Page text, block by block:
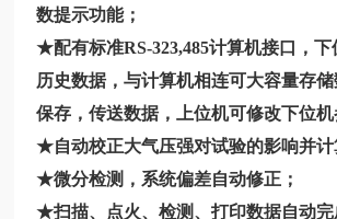
数提示功能；
★配有标准RS-323,485计算机接口，下
历史数据，与计算机相连可大容量存
保存，传送数据，上位机可修改下位机
★自动校正大气压强对试验的影响并计
★微分检测，系统偏差自动修正；
★扫描、点火、检测、打印数据自动完